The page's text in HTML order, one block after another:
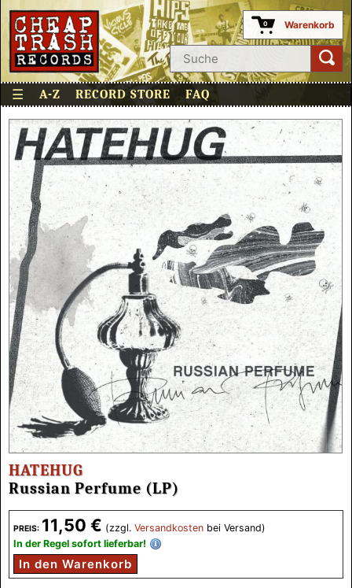
0 Warenkorb
☰ A-Z RECORD STORE FAQ
PREIS: 11,50 € (zzgl. Versandkosten bei Versand)
In der Regel sofort lieferbar!
In den Warenkorb
HATEHUG
Russian Perfume (LP)